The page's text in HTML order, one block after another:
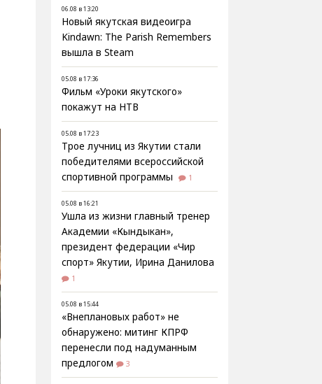
06.08 в 13:20
Новый якутская видеоигра
Kindawn: The Parish Remembers
вышла в Steam
05.08 в 17:36
Фильм «Уроки якутского»
покажут на НТВ
05.08 в 17:23
Трое лучниц из Якутии стали
победителями всероссийской
спортивной программы
1
05.08 в 16:21
Ушла из жизни главный тренер
Академии «Кындыкан»,
президент федерации «Чир
спорт» Якутии, Ирина Данилова
1
05.08 в 15:44
«Внеплановых работ» не
обнаружено: митинг КПРФ
перенесли под надуманным
предлогом
3